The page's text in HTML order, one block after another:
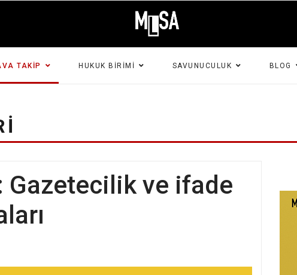
TAKIP HUKUK BIRIMI SAVUNUCULUK BLOG
Gazetecilik ve ifade